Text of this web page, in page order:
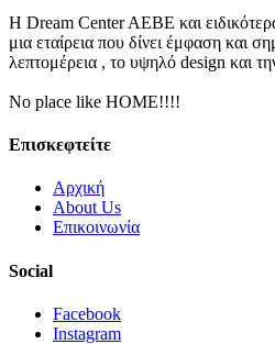
Η Dream Center AEBE και
μια εταίρεια που δίνει έμφαση και
λεπτομέρεια , το υψηλό design και
No place like HOME!!!!
Επισκεφτείτε
Αρχική
About Us
Επικοινωνία
Social
Facebook
Instagram